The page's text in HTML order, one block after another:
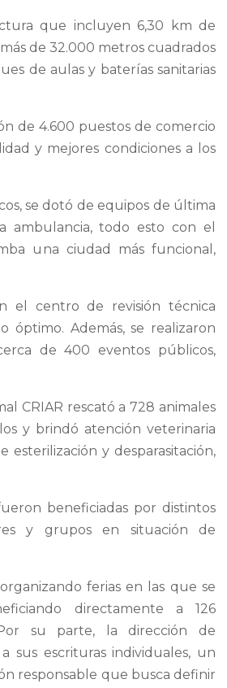
que incluyen 6,30 km de
de 32.000 metros cuadrados
de aulas y baterías sanitarias
de 4.600 puestos de comercio
y mejores condiciones a los
se dotó de equipos de última
ambulancia, todo esto con el
una ciudad más funcional,
el centro de revisión técnica
Además, se realizaron
de 400 eventos públicos,
CRIAR rescató a 728 animales
y brindó atención veterinaria
esterilización y desparasitación,
beneficiadas por distintos
y grupos en situación de
ferias en las que se
directamente a 126
su parte, la dirección de
sus escrituras individuales, un
responsable que busca definir